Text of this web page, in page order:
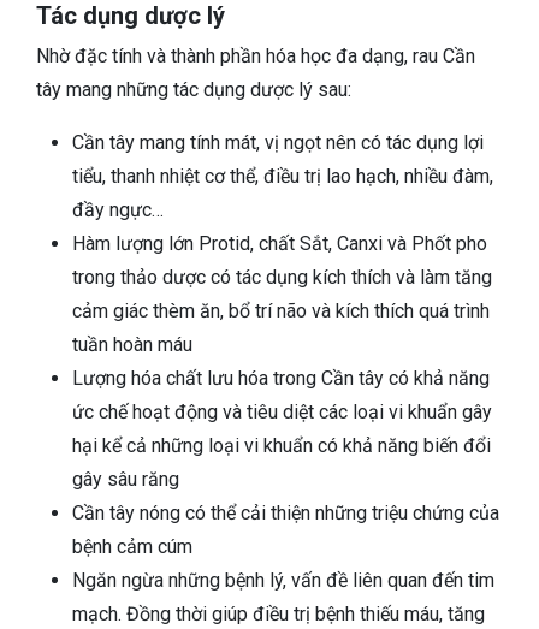
Tác dụng dược lý
Nhờ đặc tính và thành phần hóa học đa dạng, rau Cần
tây mang những tác dụng dược lý sau:
Cần tây mang tính mát, vị ngọt nên có tác dụng lợi
tiểu, thanh nhiệt cơ thể, điều trị lao hạch, nhiều đàm,
đầy ngực…
Hàm lượng lớn Protid, chất Sắt, Canxi và Phốt pho
trong thảo dược có tác dụng kích thích và làm tăng
cảm giác thèm ăn, bổ trí não và kích thích quá trình
tuần hoàn máu
Lượng hóa chất lưu hóa trong Cần tây có khả năng
ức chế hoạt động và tiêu diệt các loại vi khuẩn gây
hại kể cả những loại vi khuẩn có khả năng biến đổi
gây sâu răng
Cần tây nóng có thể cải thiện những triệu chứng của
bệnh cảm cúm
Ngăn ngừa những bệnh lý, vấn đề liên quan đến tim
mạch. Đồng thời giúp điều trị bệnh thiếu máu, tăng